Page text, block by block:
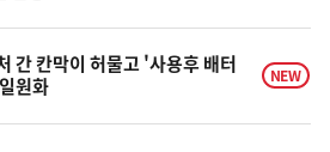
간 칸막이 허물고 '사용후 배터
원화
NEW